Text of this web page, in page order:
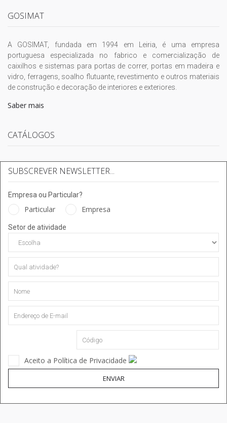
GOSIMAT
A GOSIMAT, fundada em 1994 em Leiria, é uma empresa
portuguesa especializada no fabrico e comercialização de
caixilhos e sistemas para portas de correr, portas em madeira e
vidro, ferragens, soalho flutuante, revestimento e outros materiais
de construção e decoração de interiores e exteriores.
Saber mais
CATÁLOGOS
SUBSCREVER NEWSLETTER...
Empresa ou Particular?
Particular Empresa
Setor de atividade
Aceito a Política de Privacidade
ENVIAR